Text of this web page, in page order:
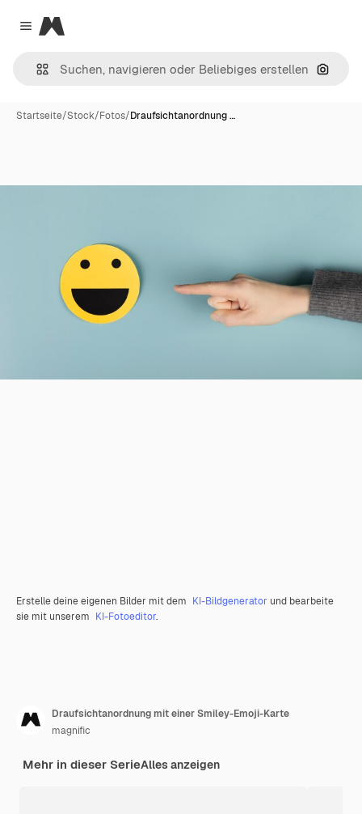
Close menu
Magnific
Nach
Startseite/Stock/Fotos/Draufsichtanordnung …
Erstelle deine eigenen Bilder mit dem KI-Bildgenerator und bearbeite
sie mit unserem KI-Fotoeditor.
Draufsichtanordnung mit einer Smiley-Emoji-Karte
magnific
Mehr in dieser SerieAlles anzeigen